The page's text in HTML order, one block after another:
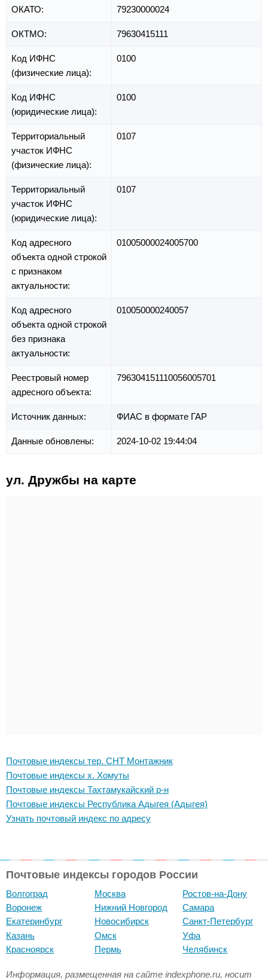
ОКАТО: 79230000024
ОКТМО: 79630415111
Код ИФНС
(физические лица):
0100
Код ИФНС
(юридические лица):
0100
Территориальный
участок ИФНС
(физические лица):
0107
Территориальный
участок ИФНС
(юридические лица):
0107
Код адресного
объекта одной строкой
с признаком
актуальности:
01005000024005700
Код адресного
объекта одной строкой
без признака
актуальности:
010050000240057
Реестровый номер
адресного объекта:
796304151110056005701
Источник данных: ФИАС в формате ГАР
Данные обновлены: 2024-10-02 19:44:04
ул. Дружбы на карте
Почтовые индексы тер. СНТ Монтажник
Почтовые индексы х. Хомуты
Почтовые индексы Тахтамукайский р-н
Почтовые индексы Республика Адыгея (Адыгея)
Узнать почтовый индекс по адресу
Почтовые индексы городов России
Волгоград
Воронеж
Екатеринбург
Казань
Красноярск
Москва
Нижний Новгород
Новосибирск
Омск
Пермь
Ростов-на-Дону
Самара
Санкт-Петербург
Уфа
Челябинск
Информация, размещенная на сайте indexphone.ru, носит